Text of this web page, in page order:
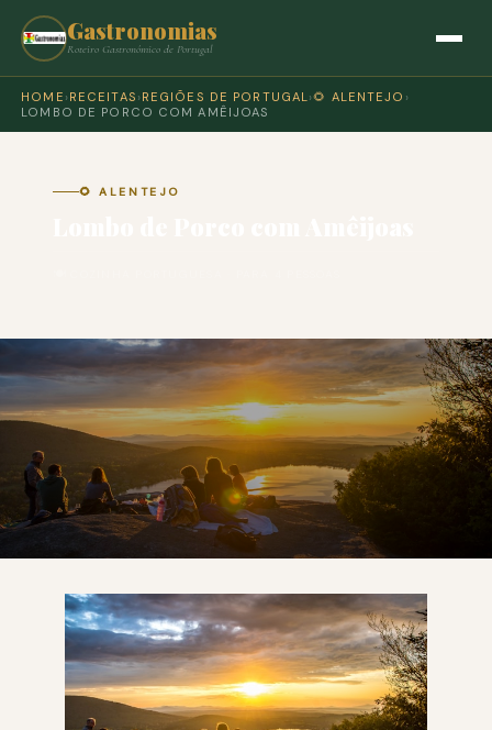
Gastronomias
Roteiro Gastronómico de Portugal
HOME › RECEITAS › REGIÕES DE PORTUGAL›🌻 ALENTEJO ›
LOMBO DE PORCO COM AMÊIJOAS
🌻 ALENTEJO